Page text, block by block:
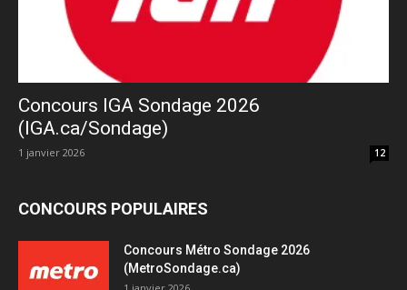
Concours IGA Sondage 2026
(IGA.ca/Sondage)
1 janvier 2026 12
CONCOURS POPULAIRES
Concours Métro Sondage 2026
(MetroSondage.ca)